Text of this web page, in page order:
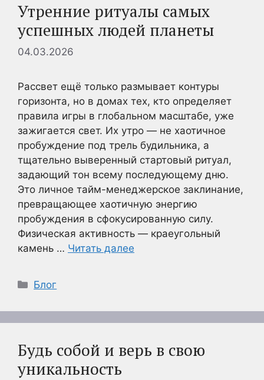
Утренние ритуалы самых
успешных людей планеты
04.03.2026
Рассвет ещё только размывает контуры
горизонта, но в домах тех, кто определяет
правила игры в глобальном масштабе, уже
зажигается свет. Их утро — не хаотичное
пробуждение под трель будильника, а
тщательно выверенный стартовый ритуал,
задающий тон всему последующему дню.
Это личное тайм-менеджерское заклинание,
превращающее хаотичную энергию
пробуждения в сфокусированную силу.
Физическая активность — краеугольный
камень … Читать далее
Рубрики
Блог
Будь собой и верь в свою
уникальность